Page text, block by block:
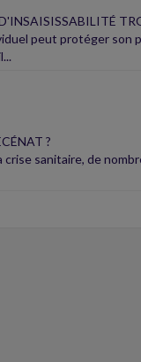
peut protéger son
?
crise sanitaire, de